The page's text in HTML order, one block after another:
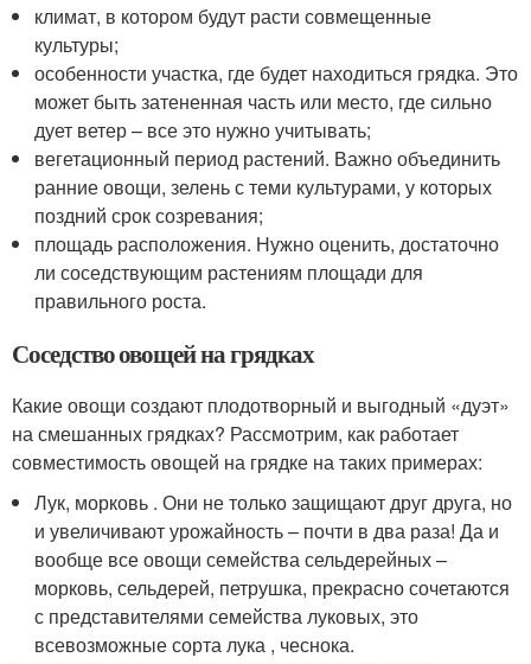
климат, в котором будут расти совмещенные
культуры;
особенности участка, где будет находиться грядка. Это
может быть затененная часть или место, где сильно
дует ветер – все это нужно учитывать;
вегетационный период растений. Важно объединить
ранние овощи, зелень с теми культурами, у которых
поздний срок созревания;
площадь расположения. Нужно оценить, достаточно
ли соседствующим растениям площади для
правильного роста.
Соседство овощей на грядках
Какие овощи создают плодотворный и выгодный «дуэт»
на смешанных грядках? Рассмотрим, как работает
совместимость овощей на грядке на таких примерах:
Лук, морковь . Они не только защищают друг друга, но
и увеличивают урожайность – почти в два раза! Да и
вообще все овощи семейства сельдерейных –
морковь, сельдерей, петрушка, прекрасно сочетаются
с представителями семейства луковых, это
всевозможные сорта лука , чеснока.